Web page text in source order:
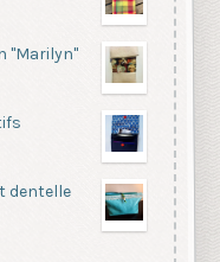
"Marilyn"
dentelle